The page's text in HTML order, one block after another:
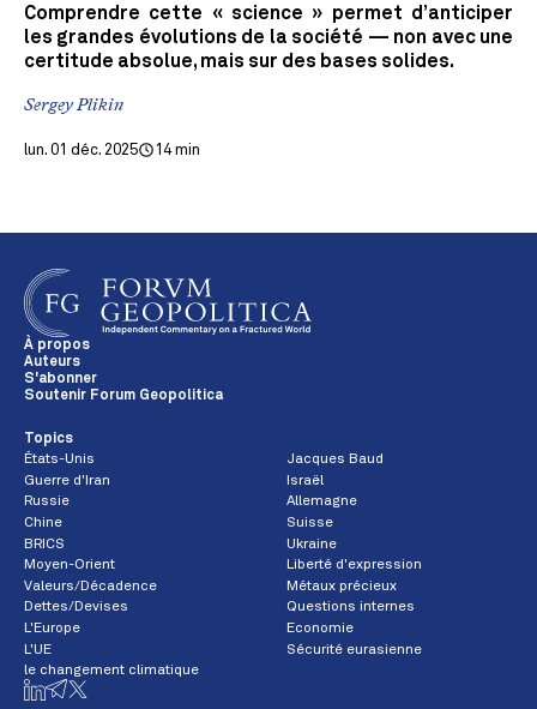
Comprendre cette « science » permet d’anticiper
les grandes évolutions de la société — non avec une
certitude absolue, mais sur des bases solides.
Sergey Plikin
lun. 01 déc. 2025 14 min
À propos
Auteurs
S'abonner
Soutenir Forum Geopolitica
Topics
États-Unis
Jacques Baud
Guerre d'Iran
Israël
Russie
Allemagne
Chine
Suisse
BRICS
Ukraine
Moyen-Orient
Liberté d'expression
Valeurs/Décadence
Métaux précieux
Dettes/Devises
Questions internes
L'Europe
Economie
L'UE
Sécurité eurasienne
le changement climatique